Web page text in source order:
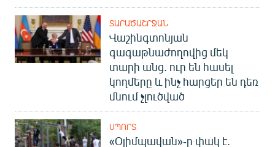
ՏԱՐԱԾԱՇՐՋԱՆ
Վաշինգտոնյան
գագաթնաժողովից մեկ
տարի անց. ուր են հասել
կողմերը և ինչ հարցեր են դեռ
մնում չլուծված
ՍՊՈՐՏ
«Օլիմպավան»-ը փակ է.